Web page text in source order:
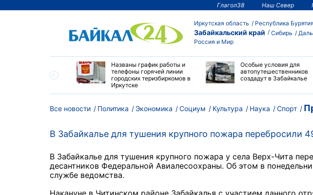
Глагол38 Наш Север
Иркутская область Республика Бурятия
Забайкальский край Сибирь
Россия и Мир
и 30-градусной
Названы график работы и
телефоны горячей линии
городских теризбиркомов в
Иркутске
Особые условия для
автопутешественников
создадут в Забайкалье
Все новости Политика Экономика Социум Культура Наука Спорт
В Забайкалье для тушения крупного пожара перебросили
В Забайкалье для тушения крупного пожара у села Верх-Чита
десантников Федеральной Авиалесоохраны. Об этом в
службе ведомства.
Накануне в Читинском районе Забайкалья с участием данного